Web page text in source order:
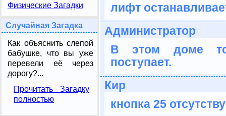
Физические Загадки
Случайная Загадка
Как объяснить слепой
бабушке, что вы уже
перевели её через
дорогу?...
Прочитать Загадку
полностью
лифт
Администратор
В этом доме
поступает.
Кир
кнопка 25